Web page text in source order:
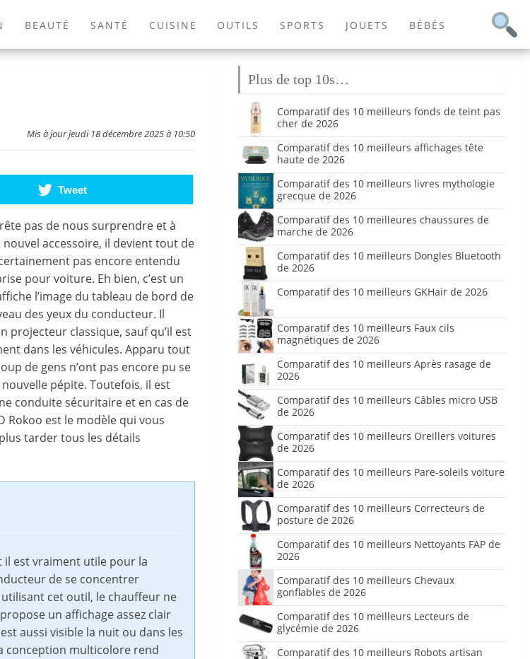
BEAUTÉ SANTÉ CUISINE OUTILS SPORTS JOUETS BÉBÉS
JEUX VIDÉOS LIVRES
Mis à jour jeudi 18 décembre 2025 à 10:50
Tweet
pas de nous surprendre et à
accessoire, il devient tout de
pas encore entendu
pour voiture. Eh bien, c’est un
l’image du tableau de bord de
des yeux du conducteur. Il
projecteur classique, sauf qu’il est
dans les véhicules. Apparu tout
de gens n’ont pas encore pu se
pépite. Toutefois, il est
conduite sécuritaire et en cas de
Rokoo est le modèle qui vous
tarder tous les détails
il est vraiment utile pour la
de se concentrer
cet outil, le chauffeur ne
un affichage assez clair
aussi visible la nuit ou dans les
conception multicolore rend
Plus de top 10s…
Comparatif des 10 meilleurs fonds de teint pas
cher de 2026
Comparatif des 10 meilleurs affichages tête
haute de 2026
Comparatif des 10 meilleurs livres mythologie
grecque de 2026
Comparatif des 10 meilleures chaussures de
marche de 2026
Comparatif des 10 meilleurs Dongles Bluetooth
de 2026
Comparatif des 10 meilleurs GKHair de 2026
Comparatif des 10 meilleurs Faux cils
magnétiques de 2026
Comparatif des 10 meilleurs Après rasage de
2026
Comparatif des 10 meilleurs Câbles micro USB
de 2026
Comparatif des 10 meilleurs Oreillers voitures
de 2026
Comparatif des 10 meilleurs Pare-soleils voiture
de 2026
Comparatif des 10 meilleurs Correcteurs de
posture de 2026
Comparatif des 10 meilleurs Nettoyants FAP de
2026
Comparatif des 10 meilleurs Chevaux
gonflables de 2026
Comparatif des 10 meilleurs Lecteurs de
glycémie de 2026
Comparatif des 10 meilleurs Robots artisan